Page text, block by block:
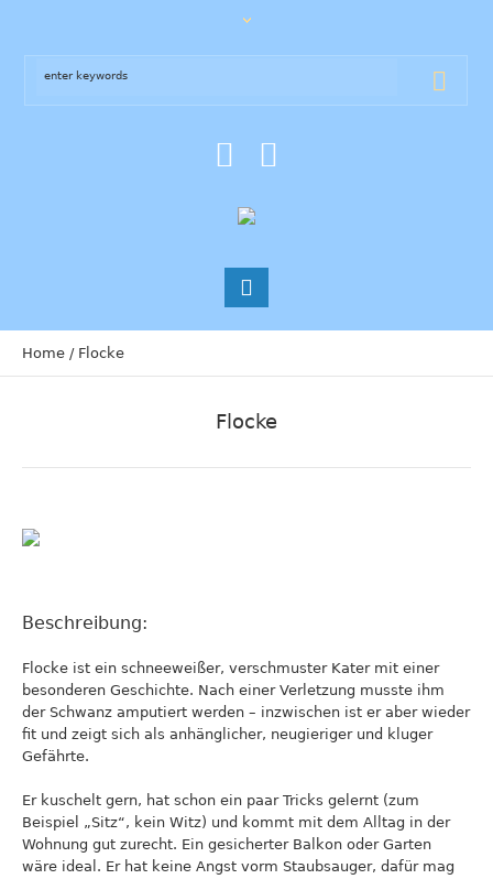
Home / Flocke
Flocke
Beschreibung:
Flocke ist ein schneeweißer, verschmuster Kater mit einer
besonderen Geschichte. Nach einer Verletzung musste ihm
der Schwanz amputiert werden – inzwischen ist er aber wieder
fit und zeigt sich als anhänglicher, neugieriger und kluger
Gefährte.
Er kuschelt gern, hat schon ein paar Tricks gelernt (zum
Beispiel „Sitz“, kein Witz) und kommt mit dem Alltag in der
Wohnung gut zurecht. Ein gesicherter Balkon oder Garten
wäre ideal. Er hat keine Angst vorm Staubsauger, dafür mag